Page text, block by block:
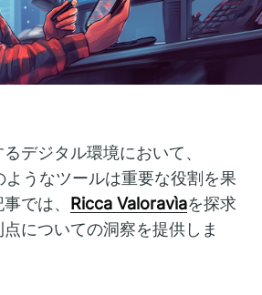
デジタル環境において、
ようなツールは重要な役割を果
では、 Ricca Valoravìaを探求
についての洞察を提供しま